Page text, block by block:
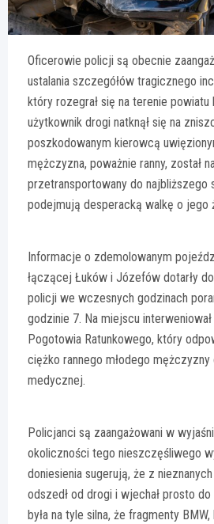
Oficerowie policji są obecnie
ustalania szczegółów tragicznego
który rozegrał się na terenie powiatu
użytkownik drogi natknął się na
poszkodowanym kierowcą
mężczyzna, poważnie ranny, został
przetransportowany do najbliższego
podejmują desperacką walkę o jego
Informacje o zdemolowanym
łączącej Łuków i Józefów dotarły
policji we wczesnych godzinach
godzinie 7. Na miejscu
Pogotowia Ratunkowego, który
ciężko rannego młodego
medycznej.
Policjanci są zaangażowani w
okoliczności tego nieszczęśliwego
doniesienia sugerują, że z
odszedł od drogi i wjechał prosto
była na tyle silna, że fragmenty